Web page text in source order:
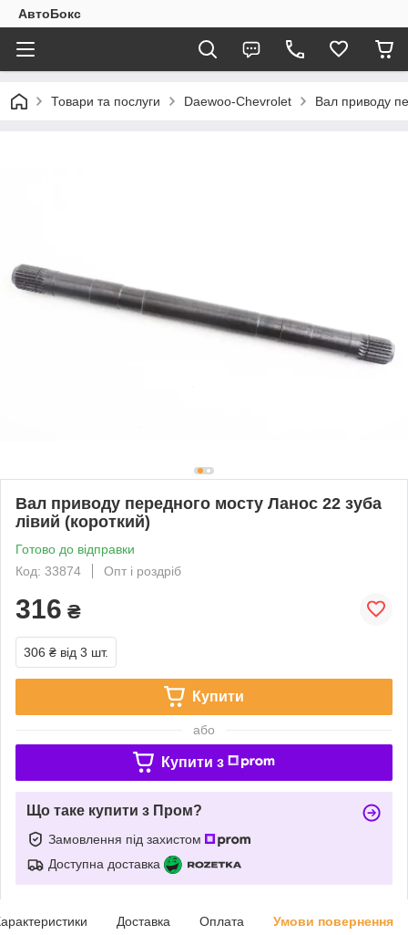
АвтоБокс
Товари та послуги Daewoo-Chevrolet Вал приводу
Вал приводу передного мосту Ланос 22 зуба
лівий (короткий)
Готово до відправки
Код: 33874
Опт і роздріб
316 ₴
306 ₴ від 3 шт.
Купити
або
Купити з
Що таке купити з Пром?
Замовлення під захистом
Доступна доставка
Доставка Оплата Умови повернення